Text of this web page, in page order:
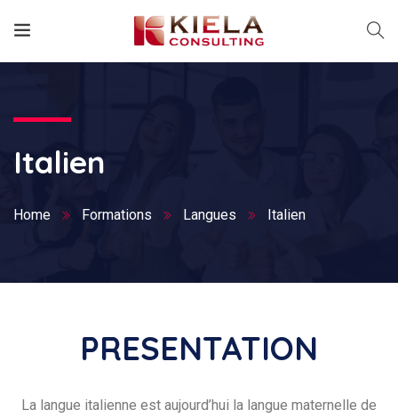
Italien
Home Formations Langues Italien
PRESENTATION
La langue italienne est aujourd’hui la langue maternelle de